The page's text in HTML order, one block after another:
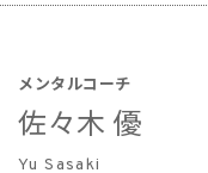
メンタルコーチ
佐々木 優
Yu Sasaki